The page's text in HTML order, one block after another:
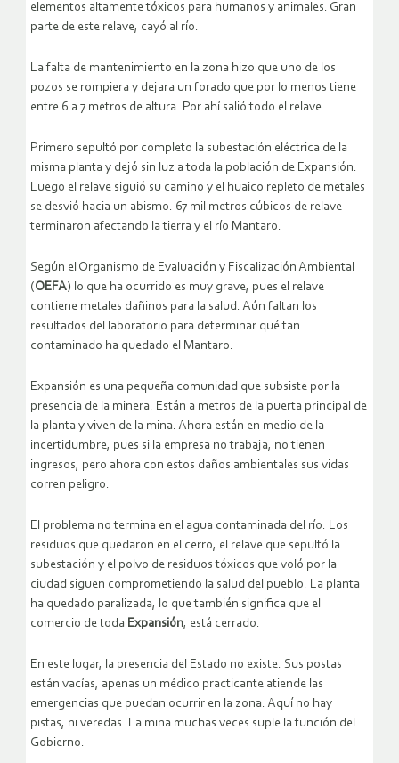
elementos altamente tóxicos para humanos y animales. Gran
parte de este relave, cayó al río.
La falta de mantenimiento en la zona hizo que uno de los
pozos se rompiera y dejara un forado que por lo menos tiene
entre 6 a 7 metros de altura. Por ahí salió todo el relave.
Primero sepultó por completo la subestación eléctrica de la
misma planta y dejó sin luz a toda la población de Expansión.
Luego el relave siguió su camino y el huaico repleto de metales
se desvió hacia un abismo. 67 mil metros cúbicos de relave
terminaron afectando la tierra y el río Mantaro.
Según el Organismo de Evaluación y Fiscalización Ambiental
(OEFA) lo que ha ocurrido es muy grave, pues el relave
contiene metales dañinos para la salud. Aún faltan los
resultados del laboratorio para determinar qué tan
contaminado ha quedado el Mantaro.
Expansión es una pequeña comunidad que subsiste por la
presencia de la minera. Están a metros de la puerta principal de
la planta y viven de la mina. Ahora están en medio de la
incertidumbre, pues si la empresa no trabaja, no tienen
ingresos, pero ahora con estos daños ambientales sus vidas
corren peligro.
El problema no termina en el agua contaminada del río. Los
residuos que quedaron en el cerro, el relave que sepultó la
subestación y el polvo de residuos tóxicos que voló por la
ciudad siguen comprometiendo la salud del pueblo. La planta
ha quedado paralizada, lo que también significa que el
comercio de toda Expansión, está cerrado.
En este lugar, la presencia del Estado no existe. Sus postas
están vacías, apenas un médico practicante atiende las
emergencias que puedan ocurrir en la zona. Aquí no hay
pistas, ni veredas. La mina muchas veces suple la función del
Gobierno.